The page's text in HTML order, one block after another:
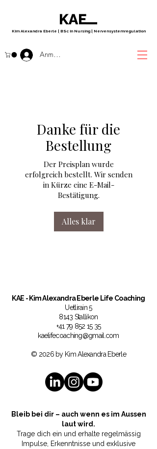
Kim Alexandra Eberle | BSc in Nursing | Nervensystemregulation
Anmelden
Danke für die
Bestellung
Der Preisplan wurde
erfolgreich bestellt. Wir senden
in Kürze eine E-Mail-
Bestätigung.
Alles klar
KAE - Kim Alexandra Eberle Life Coaching
Uetlirain 5
8143 Stallikon
+41 79 852 15 35
kaelifecoaching@gmail.com
© 2026 by Kim Alexandra Eberle
Bleib bei dir – auch wenn es im Aussen
laut wird.
Trage dich ein und erhalte regelmässig
Impulse, Erkenntnisse und exklusive